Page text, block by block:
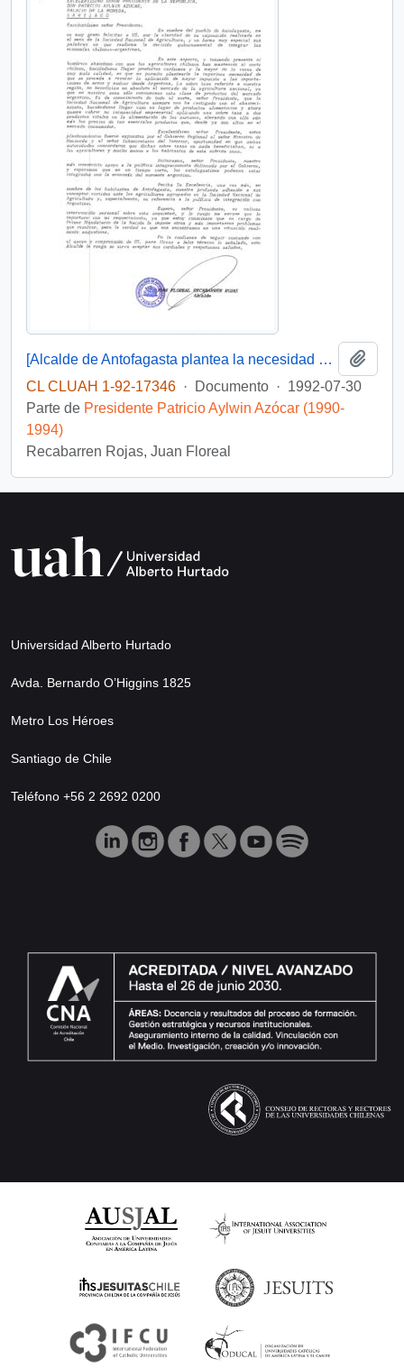
[Alcalde de Antofagasta plantea la necesidad de revocar la aplicación de mayor impuesto a las importaciones de arroz y azúcar desde Argentina]
CL CLUAH 1-92-17346 · Documento · 1992-07-30
Parte de Presidente Patricio Aylwin Azócar (1990-
1994)
Recabarren Rojas, Juan Floreal
Universidad Alberto Hurtado
Avda. Bernardo O’Higgins 1825
Metro Los Héroes
Santiago de Chile
Teléfono +56 2 2692 0200